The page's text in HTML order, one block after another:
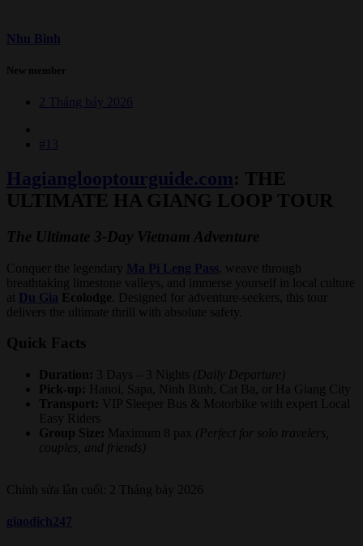
Nhu Binh
New member
2 Tháng bảy 2026
#13
Hagianglooptourguide.com: THE
ULTIMATE HA GIANG LOOP TOUR​
The Ultimate 3-Day Vietnam Adventure
Conquer the legendary Ma Pi Leng Pass , weave through
breathtaking limestone valleys, and immerse yourself in local culture
at Du Gia Ecolodge . Designed for adventure-seekers, this tour
delivers the ultimate thrill with absolute safety.
Quick Facts​
Duration: 3 Days – 3 Nights (Daily Departure)
Pick-up: Hanoi, Sapa, Ninh Binh, Cat Ba, or Ha Giang City
Transport: VIP Sleeper Bus & Motorbike with expert Local
Easy Riders
Group Size: Maximum 8 pax (Perfect for solo travelers,
couples, and friends)
Chỉnh sửa lần cuối: 2 Tháng bảy 2026
giaodich247